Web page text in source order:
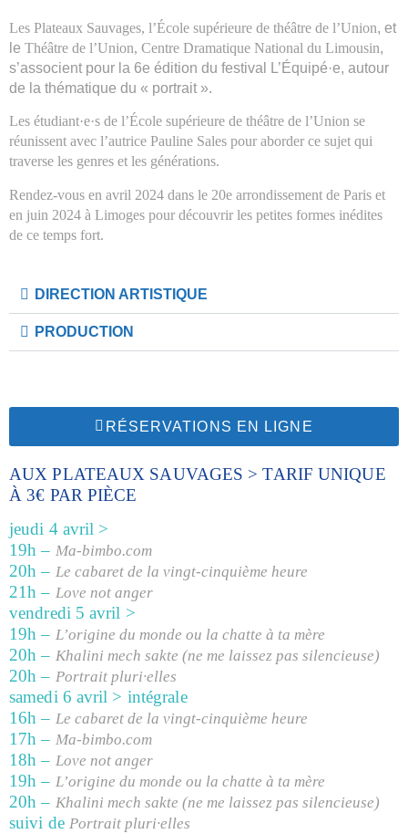
Les Plateaux Sauvages, l’École supérieure de théâtre de l’Union, et
le Théâtre de l’Union, Centre Dramatique National du Limousin,
s’associent pour la 6e édition du festival L’Équipé·e, autour
de la thématique du « portrait ».
Les étudiant·e·s de l’École supérieure de théâtre de l’Union se
réunissent avec l’autrice Pauline Sales pour aborder ce sujet qui
traverse les genres et les générations.
Rendez-vous en avril 2024 dans le 20e arrondissement de Paris et
en juin 2024 à Limoges pour découvrir les petites formes inédites
de ce temps fort.
DIRECTION ARTISTIQUE
PRODUCTION
RÉSERVATIONS EN LIGNE
AUX PLATEAUX SAUVAGES > TARIF UNIQUE
À 3€ PAR PIÈCE
jeudi 4 avril >
19h – Ma-bimbo.com
20h – Le cabaret de la vingt-cinquième heure
21h – Love not anger
vendredi 5 avril >
19h – L’origine du monde ou la chatte à ta mère
20h– Khalini mech sakte (ne me laissez pas silencieuse)
20h – Portrait pluri·elles
samedi 6 avril > intégrale
16h – Le cabaret de la vingt-cinquième heure
17h – Ma-bimbo.com
18h – Love not anger
19h – L’origine du monde ou la chatte à ta mère
20h – Khalini mech sakte (ne me laissez pas silencieuse)
suivi de Portrait pluri·elles